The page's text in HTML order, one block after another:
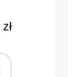
zł